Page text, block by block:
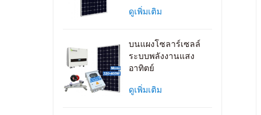
ดูเพิ่มเติม
บนแผงโซลาร์เซลล์
ระบบพลังงานแสง
อาทิตย์
ดูเพิ่มเติม